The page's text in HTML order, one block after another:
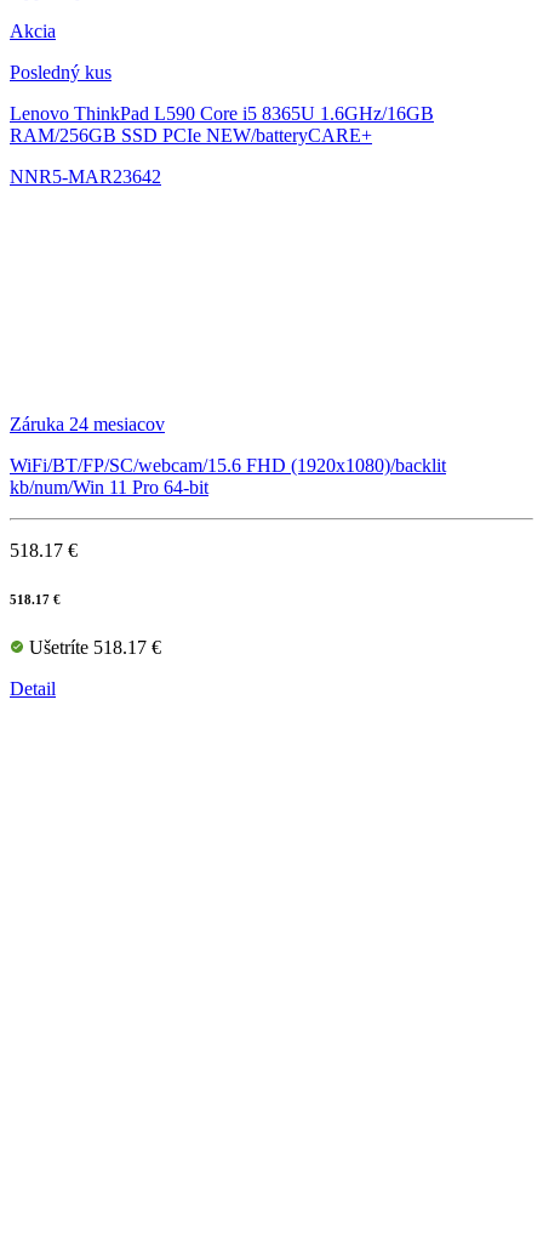
Akcia
Posledný kus
Lenovo ThinkPad L590 Core i5 8365U 1.6GHz/16GB
RAM/256GB SSD PCIe NEW/batteryCARE+
NNR5-MAR23642
Záruka 24 mesiacov
WiFi/BT/FP/SC/webcam/15.6 FHD (1920x1080)/backlit
kb/num/Win 11 Pro 64-bit
518.17 €
518.17 €
Ušetríte 518.17 €
Detail